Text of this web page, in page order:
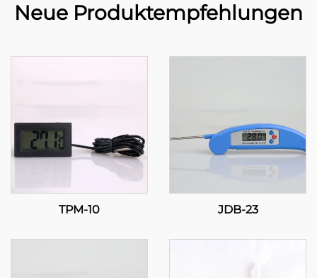
Neue Produktempfehlungen
TPM-10 JDB-23